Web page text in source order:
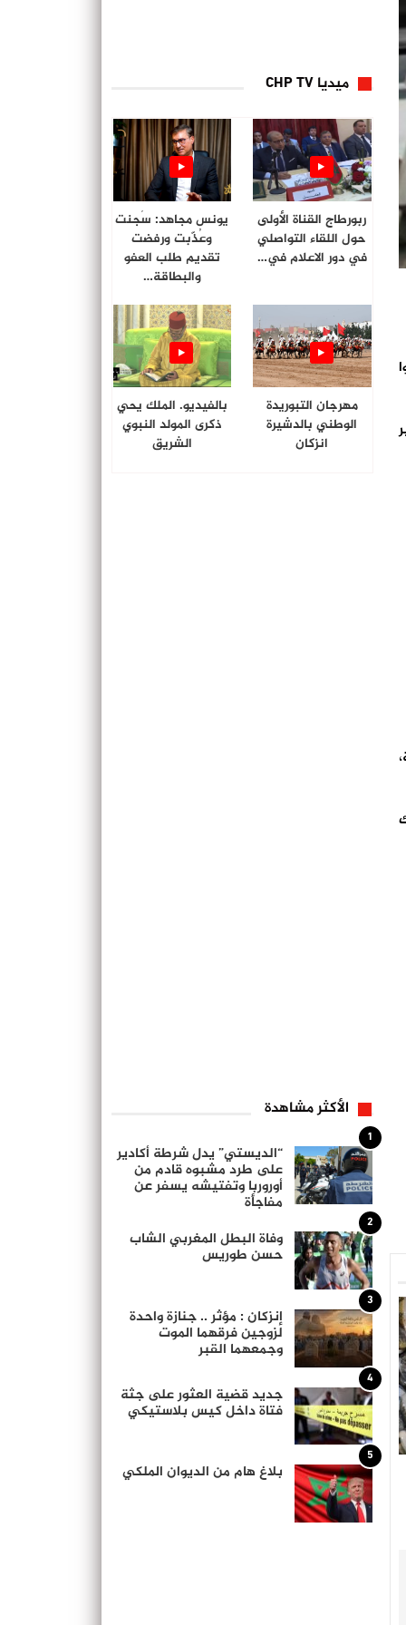
ميديا CHP TV
ربورطاج القناة الأولى
حول اللقاء التواصلي
في دور الاعلام في…
يونس مجاهد: سُجنت
وعُذّبت ورفضت
تقديم طلب العفو
والبطاقة…
مهرجان التبوريدة
الوطني بالدشيرة
انزكان
بالفيديو. الملك يحي
ذكرى المولد النبوي
الشريق
الأكثر مشاهدة
1
“الديستي” يدل شرطة أكادير
على طرد مشبوه قادم من
أوروربا وتفتيشه يسفر عن
مفاجأة
2
وفاة البطل المغربي الشاب
حسن طوريس
3
إنزكان : مؤثر .. جنازة واحدة
لزوجين فرقهما الموت
وجمعهما القبر
4
جديد قضية العثور على جثة
فتاة داخل كيس بلاستيكي
5
بلاغ هام من الديوان الملكي